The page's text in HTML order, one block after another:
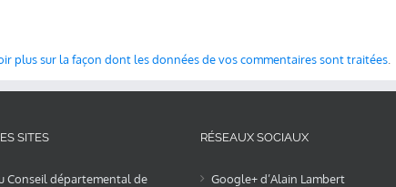
plus sur la façon dont les données de vos commentaires sont traitées
SITES
Conseil départemental de
RÉSEAUX SOCIAUX
Google+ d’Alain Lambert